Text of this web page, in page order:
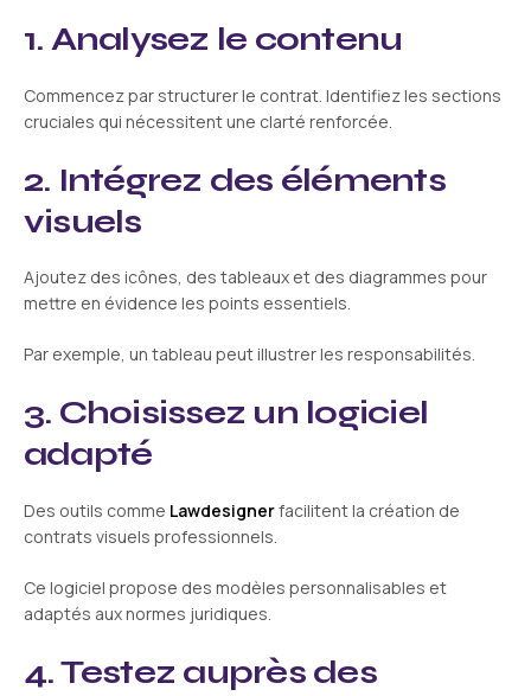
1. Analysez le contenu
Commencez par structurer le contrat. Identifiez les sections
cruciales qui nécessitent une clarté renforcée.
2. Intégrez des éléments
visuels
Ajoutez des icônes, des tableaux et des diagrammes pour
mettre en évidence les points essentiels.
Par exemple, un tableau peut illustrer les responsabilités.
3. Choisissez un logiciel
adapté
Des outils comme Lawdesignerfacilitent la création de
contrats visuels professionnels.
Ce logiciel propose des modèles personnalisables et
adaptés aux normes juridiques.
4. Testez auprès des